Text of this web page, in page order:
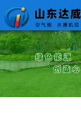
服务热线：0539-6285678